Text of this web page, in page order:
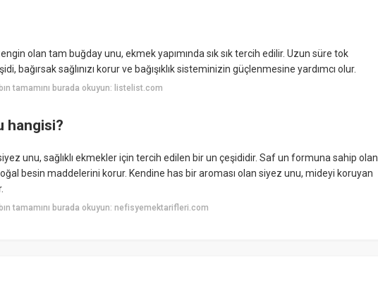
olan tam buğday unu, ekmek yapımında sık sık tercih edilir. Uzun süre tok
bağırsak sağlınızı korur ve bağışıklık sisteminizin güçlenmesine yardımcı olur.
tamamını burada okuyun: listelist.com
hangisi?
unu, sağlıklı ekmekler için tercih edilen bir un çeşididir. Saf un formuna sahip olan
besin maddelerini korur. Kendine has bir aroması olan siyez unu, mideyi koruyan
tamamını burada okuyun: nefisyemektarifleri.com